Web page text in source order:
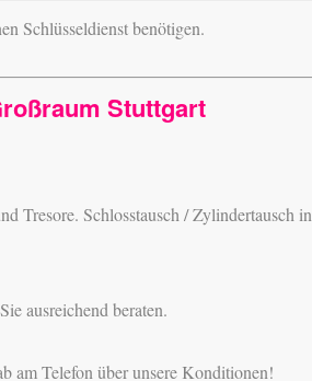
Schlüsseldienst benötigen.
Stuttgart
Tresore. Schlosstausch / Zylindertausch in
ausreichend beraten.
am Telefon über unsere Konditionen!